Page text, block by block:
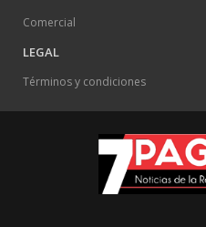
Comercial
LEGAL
Términos y condiciones